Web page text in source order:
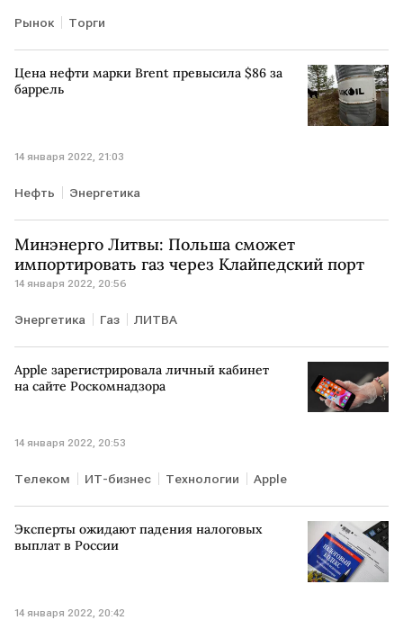
Рынок Торги
Цена нефти марки Brent превысила $86 за
баррель
14 января 2022, 21:03
Нефть Энергетика
Минэнерго Литвы: Польша сможет
импортировать газ через Клайпедский порт
14 января 2022, 20:56
Энергетика Газ ЛИТВА
Apple зарегистрировала личный кабинет
на сайте Роскомнадзора
14 января 2022, 20:53
Телеком ИТ-бизнес Технологии Apple
Эксперты ожидают падения налоговых
выплат в России
14 января 2022, 20:42